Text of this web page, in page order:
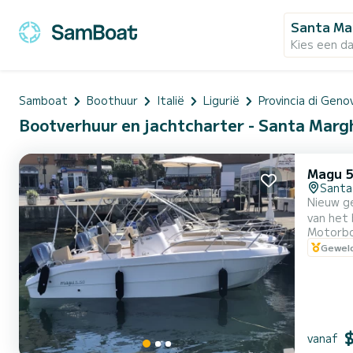
Santa
Kies een
Samboat Boothuur Italië Ligurië Provincia di
Bootverhuur en jachtcharter - Santa
Magu
Nieuw
van het
pk
vanaf